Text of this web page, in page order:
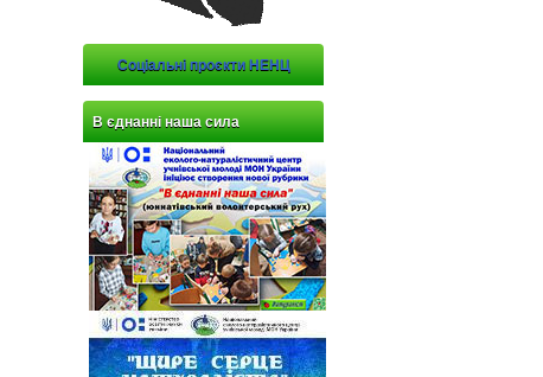
Соціальні проєкти НЕНЦ
В єднанні наша сила